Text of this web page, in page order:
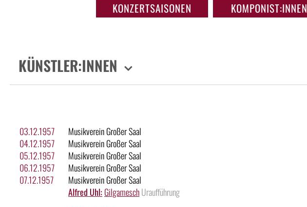
KONZERTSAISONEN KOMPONIST:INNEN
KÜNSTLER:INNEN
03.12.1957
Musikverein Großer Saal
04.12.1957
Musikverein Großer Saal
05.12.1957
Musikverein Großer Saal
06.12.1957
Musikverein Großer Saal
07.12.1957
Musikverein Großer Saal
Alfred Uhl: GilgameschUraufführung